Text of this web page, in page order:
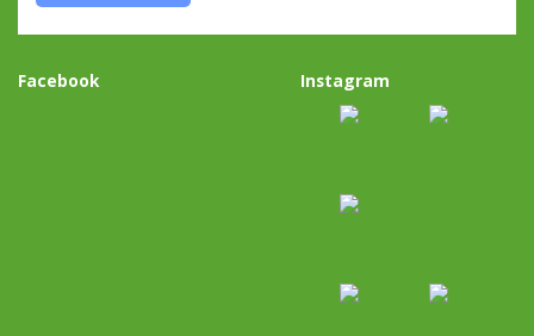
Facebook Instagram